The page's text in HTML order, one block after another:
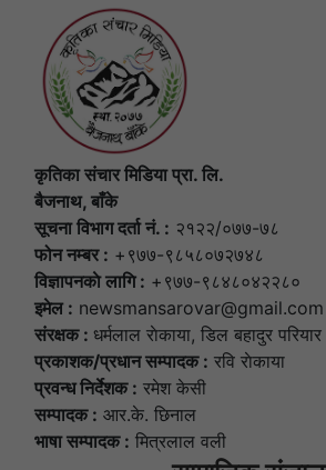
कृतिका संचार मिडिया प्रा. लि.
बैजनाथ, बाँके
सूचना विभाग दर्ता नं. : २१२२/०७७-७८
फोन नम्बर : +९७७-९८५८०७२७४८
विज्ञापनकाे लागि : +९७७-९८४८०४२२८०
इमेल : newsmansarovar@gmail.com
संरक्षक : धर्मलाल राेकाया, डिल बहादुर परियार
प्रकाशक/प्रधान सम्पादक : रवि राेकाया
प्रवन्ध निर्देशक : रमेश केसी
सम्पादक : आर.के. छिनाल
भाषा सम्पादक : मित्रलाल वली